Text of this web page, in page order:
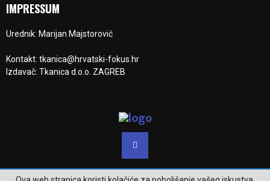
IMPRESSUM
Urednik: Marijan Majstorović
Kontakt: tkanica@hrvatski-fokus.hr
Izdavač: Tkanica d.o.o. ZAGREB